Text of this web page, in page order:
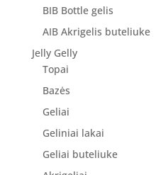
BIB Bottle gelis
AIB Akrigelis buteliuke
Jelly Gelly
Topai
Bazės
Geliai
Geliniai lakai
Geliai buteliuke